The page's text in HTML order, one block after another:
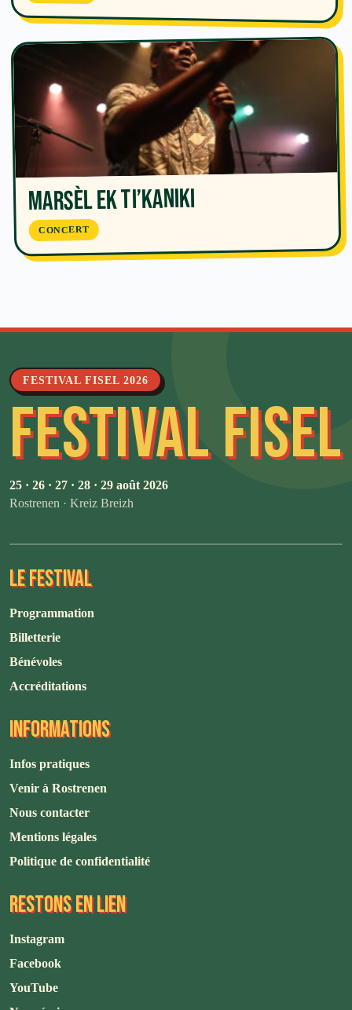
Marsèl ek Ti’kaniki
CONCERT
FESTIVAL FISEL 2026
FESTIVAL FISEL
25 · 26 · 27 · 28 · 29 août 2026
Rostrenen · Kreiz Breizh
LE FESTIVAL
Programmation
Billetterie
Bénévoles
Accréditations
INFORMATIONS
Infos pratiques
Venir à Rostrenen
Nous contacter
Mentions légales
Politique de confidentialité
RESTONS EN LIEN
Instagram
Facebook
YouTube